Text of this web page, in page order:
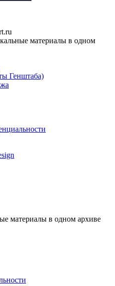
материалы в одном
Генштаба)
материалы в одном архиве